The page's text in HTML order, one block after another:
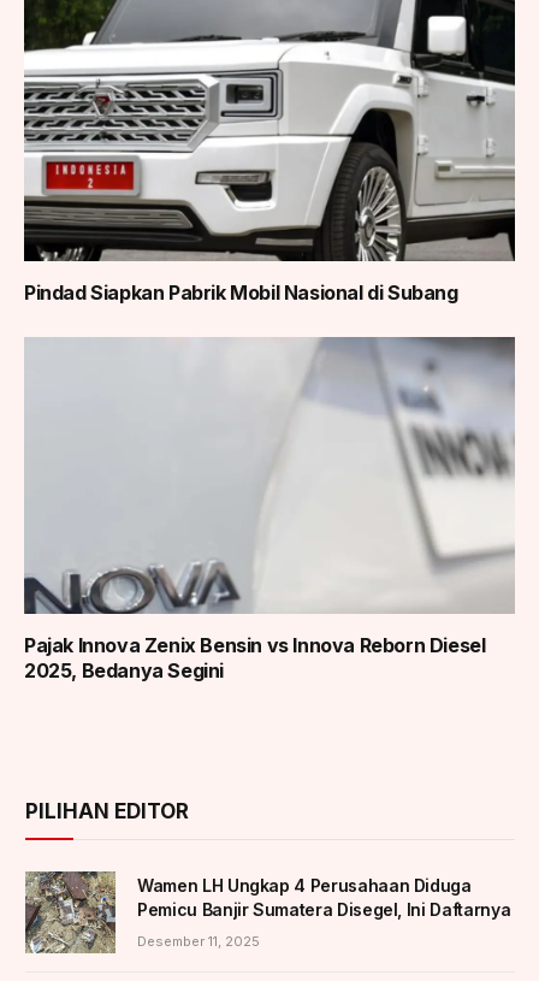
Pindad Siapkan Pabrik Mobil Nasional di Subang
Pajak Innova Zenix Bensin vs Innova Reborn Diesel
2025, Bedanya Segini
PILIHAN EDITOR
Wamen LH Ungkap 4 Perusahaan Diduga
Pemicu Banjir Sumatera Disegel, Ini Daftarnya
Desember 11, 2025